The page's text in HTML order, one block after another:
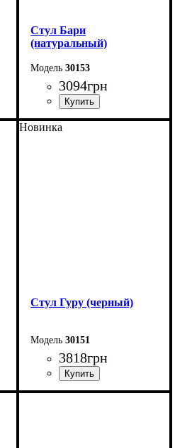
Стул Бари
(натуральный)
30153
3094грн
Новинка
Стул Гуру (черный)
30151
3818грн